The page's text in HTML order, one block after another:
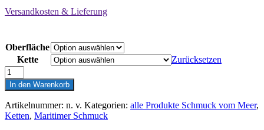
Versandkosten & Lieferung
Oberfläche
Kette
Zurücksetzen
Kite
Menge
In den Warenkorb
Artikelnummer: n. v. Kategorien: alle Produkte Schmuck vom Meer,
Ketten, Maritimer Schmuck